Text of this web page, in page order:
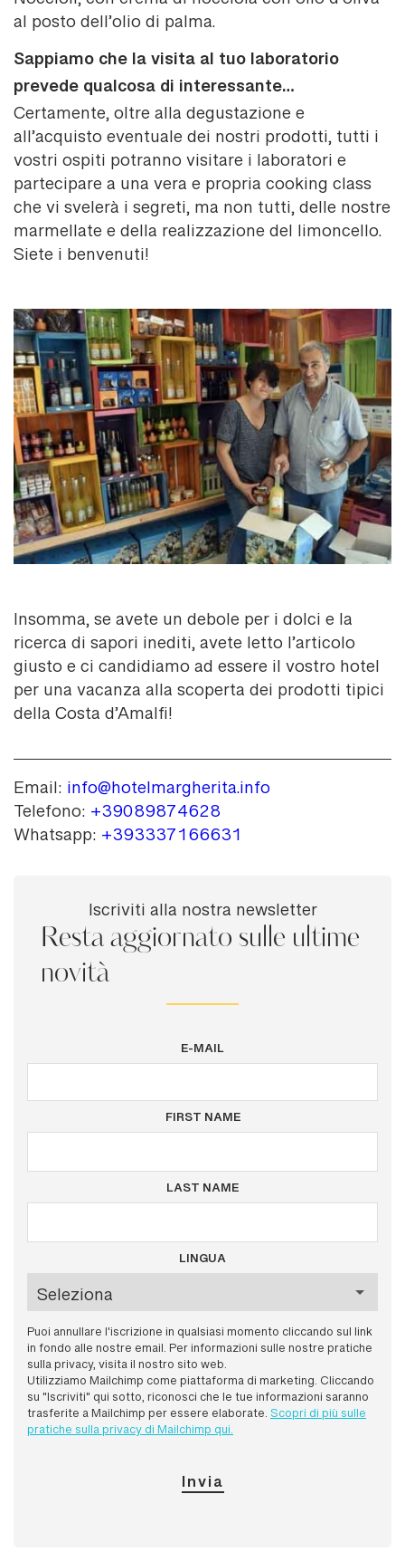
al posto dell’olio di palma.
Sappiamo che la visita al tuo laboratorio
prevede qualcosa di interessante…
Certamente, oltre alla degustazione e
all’acquisto eventuale dei nostri prodotti, tutti i
vostri ospiti potranno visitare i laboratori e
partecipare a una vera e propria cooking class
che vi svelerà i segreti, ma non tutti, delle nostre
marmellate e della realizzazione del limoncello.
Siete i benvenuti!
Insomma, se avete un debole per i dolci e la
ricerca di sapori inediti, avete letto l’articolo
giusto e ci candidiamo ad essere il vostro hotel
per una vacanza alla scoperta dei prodotti tipici
della Costa d’Amalfi!
Email: info@hotelmargherita.info
Telefono: +39089874628
Whatsapp: +393337166631
Iscriviti alla nostra newsletter
Resta aggiornato sulle ultime
novità
E-MAIL
FIRST NAME
LAST NAME
LINGUA
Puoi annullare l'iscrizione in qualsiasi momento cliccando sul link
in fondo alle nostre email. Per informazioni sulle nostre pratiche
sulla privacy, visita il nostro sito web.
Utilizziamo Mailchimp come piattaforma di marketing. Cliccando
su "Iscriviti" qui sotto, riconosci che le tue informazioni saranno
trasferite a Mailchimp per essere elaborate. Scopri di più sulle
pratiche sulla privacy di Mailchimp qui.